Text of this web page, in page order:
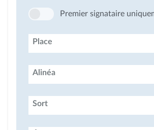
Premier signataire
Place
Alinéa
Sort